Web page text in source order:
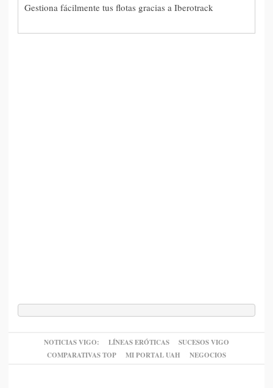
Gestiona fácilmente tus flotas gracias a Iberotrack
NOTICIAS VIGO: LÍNEAS ERÓTICAS
SUCESOS VIGO
COMPARATIVAS TOP
MI PORTAL UAH NEGOCIOS